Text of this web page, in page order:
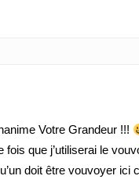
Votre Grandeur !!!
que j’utiliserai le
doit être vouvoyer